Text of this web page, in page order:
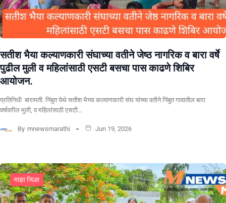
सतीश भैया कल्याणकारी संघाच्या वतीने जेष्ठ नागरिक व बारा वर्षे
पुढील मुली व महिलांसाठी एसटी बसचा पास काढणे शिबिर
आयोजन.
प्रतिनिधी बारामती. निंबुत येथे सतीश भैय्या कल्याणकारी संघ यांच्या वतीने निंबुत गावातील बारा
वर्षावरील मुली, व महिलांसाठी एसटी…
By mnewsmarathi Jun 19, 2026
माझा जिल्हा